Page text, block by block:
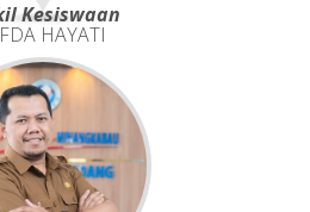
Kesiswaan
HAYATI